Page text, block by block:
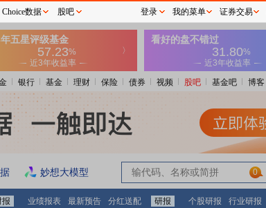
银行 基金 理财 保险 债券 视频 股吧 基金吧 博客
妙想大模型 0
报 业绩报表 最新预告 分红送配 研报 个股研报 行业研报
Choice数据 股吧 登录 我的菜单 证券交易